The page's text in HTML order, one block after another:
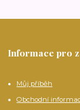
Informace pro
Můj příběh
Obchodní